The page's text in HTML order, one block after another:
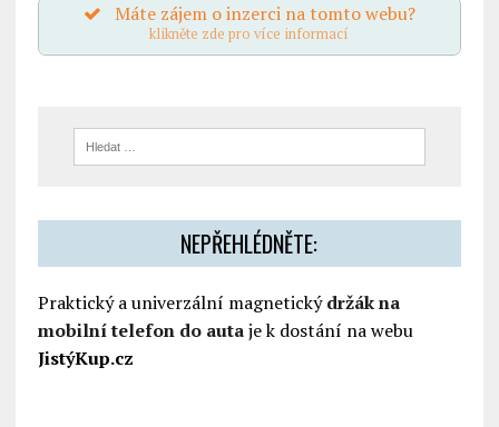
Máte zájem o inzerci na tomto webu?
klikněte zde pro více informací
NEPŘEHLÉDNĚTE:
Praktický a univerzální magnetickýdržák na
mobilní telefon do autaje k dostání na webu
JistýKup.cz